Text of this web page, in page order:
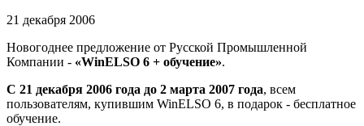
21 декабря 2006
Новогоднее предложение от Русской Промышленной
Компании - «WinELSO 6 + обучение».
С 21 декабря 2006 года до 2 марта 2007 года, всем
пользователям, купившим WinELSO 6, в подарок - бесплатное
обучение.